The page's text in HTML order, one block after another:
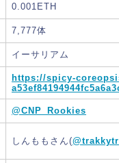
0.001ETH
7,777体
イーサリアム
https://spicy-
@CNP_Rookies
しんももさん(